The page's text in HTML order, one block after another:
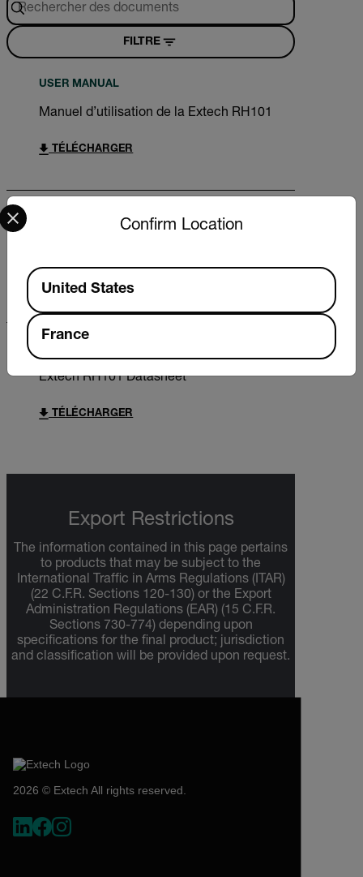
FILTRE
USER MANUAL
Manuel d’utilisation de la Extech RH101
TÉLÉCHARGER
TÉLÉCHARGER
Extech RH101 Datasheet
TÉLÉCHARGER
Export Restrictions
The information contained in this page pertains
to products that may be subject to the
International Traffic in Arms Regulations (ITAR)
(22 C.F.R. Sections 120-130) or the Export
Administration Regulations (EAR) (15 C.F.R.
Sections 730-774) depending upon
specifications for the final product; jurisdiction
and classification will be provided upon request.
2026 © Extech All rights reserved.
Confirm Location
Select your preferred country and language from the
Available Locations
United States
France